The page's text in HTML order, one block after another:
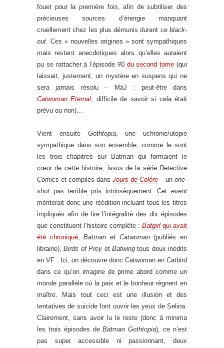
fouet pour la première fois, afin de subtiliser des
précieuses sources d’énergie manquant
cruellement chez les plus démunis durant ce black-
out. Ces « nouvelles origines » sont sympathiques
mais restent anecdotiques alors qu’elles auraient
pu se rattacher à l’épisode #0 du second tome (qui
laissait, justement, un mystère en suspens qui ne
sera jamais résolu – MàJ : peut-être dans
Catwoman Eternal, difficile de savoir si cela était
prévu ou non)…
Vient ensuite Gothtopia, une uchronie/utopie
sympathique dans son ensemble, comme le sont
les trois chapitres sur Batman qui formaient le
cœur de cette histoire, issus de la série Detective
Comics et compilés dans Jours de Colère – un one-
shot pas terrible pris intrinsèquement. Cet event
mériterait donc une réédition incluant tous les titres
impliqués afin de lire l’intégralité des dix épisodes
que constituent l’histoire complète : Batgirl qui avait
été chroniqué,Batman et Catwoman(publiés en
librairie),Birds of Prey et Batwingtous deux inédits
en VF . Ici, on découvre donc Catwoman en Catbird
dans ce qu’on imagine de prime abord comme un
monde parallèle où la paix et le bonheur règnent en
maître. Mais tout ceci est une illusion et des
tentatives de suicide font ouvrir les yeux de Selina.
Clairement, sans avoir lu le reste (donc à minima
les trois épisodes deBatman Gothtopia), ce n’est
pas super accessible ni passionnant, deux